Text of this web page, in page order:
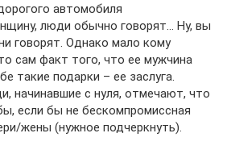
автомобиля
люди обычно говорят… Ну, вы
говорят. Однако мало кому
сам факт того, что ее мужчина
такие подарки – ее заслуга.
начинавшие с нуля, отмечают, что
если бы не бескомпромиссная
жены (нужное подчеркнуть).